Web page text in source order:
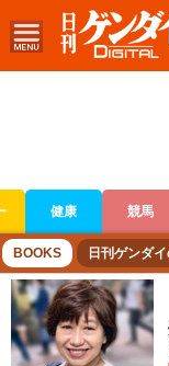
健康 競馬
ボートレース 競輪
BOOKS 日刊ゲンダ